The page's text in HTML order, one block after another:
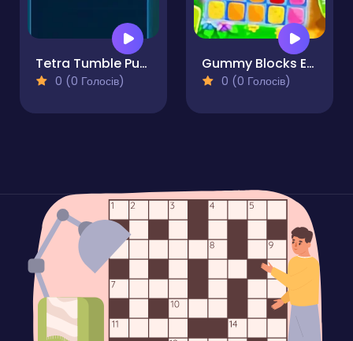
Tetra Tumble Puzzle Game
0 (0 Голосів)
Gummy Blocks Evolution
0 (0 Голосів)